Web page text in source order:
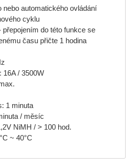
nebo automatického ovládání
cyklu
do této funkce se
času přičte 1 hodina
/ 3500W
1 minuta
/ měsíc
NiMH / > 100 hod.
~ 40°C